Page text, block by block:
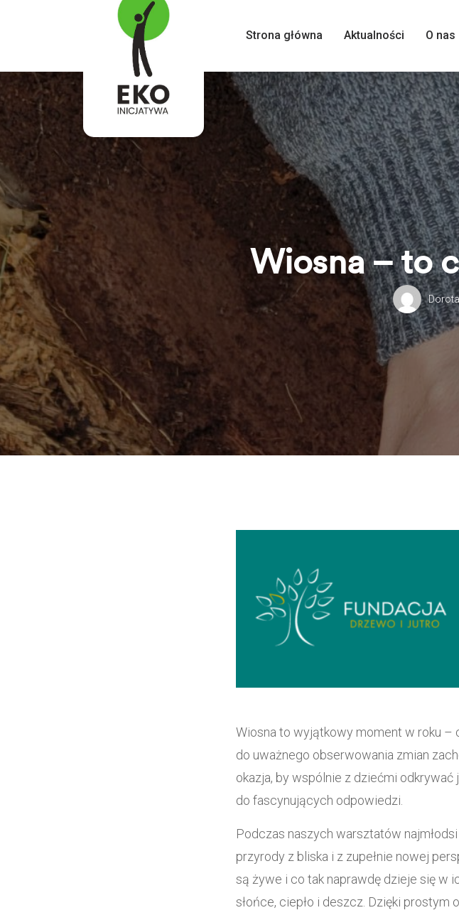
Strona główna Aktualności O nas
Wiosna – to
Wiosna to wyjątkowy moment w roku –
do uważnego obserwowania zmian
okazja, by wspólnie z dziećmi
do fascynujących odpowiedzi.
Podczas naszych warsztatów
przyrody z bliska i z zupełnie nowej
są żywe i co tak naprawdę dzieje się w
słońce, ciepło i deszcz. Dzięki